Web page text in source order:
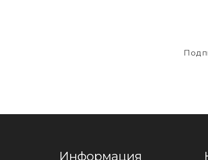
Информация